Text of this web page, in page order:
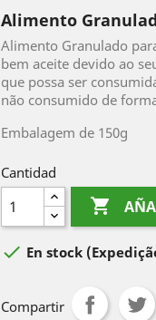
Alimento
Alimento Granulado
bem aceite devido ao
que possa ser
não consumido de
Embalagem de 150g
Cantidad

 En stock
Compartir